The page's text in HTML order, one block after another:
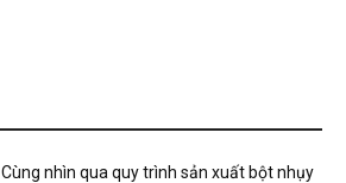
Cùng nhìn qua quy trình sản xuất bột nhụy